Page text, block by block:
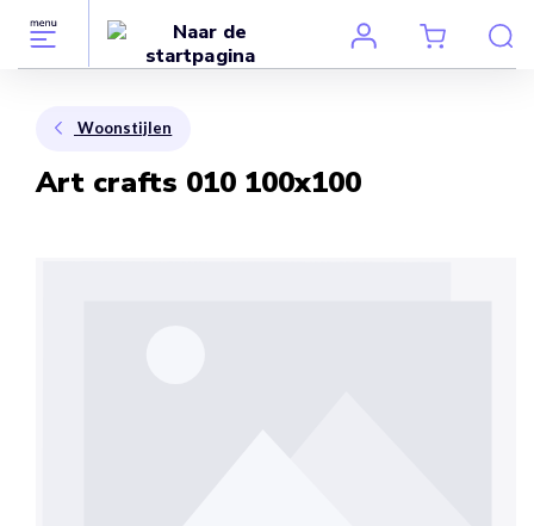
Woonstijlen
Art crafts 010 100x100